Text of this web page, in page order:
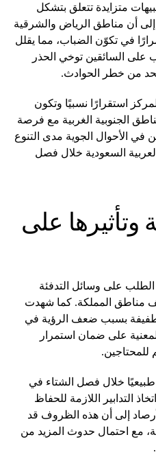
متزايدة تتعلق بتشكل
إلى أن مناطق الرياض والشرقية
في تكوّن الضباب، مما يقلل
على السائقين توخي الحذر
من خطر الحوادث.
استقرارًا نسبيًا وتكون
الجنوبية الغربية مع فرصة
في الأحوال الجوية مدى التنوع
السعودية خلال فصل
وتأثيرها على
على وسائل التدفئة
مناطق المملكة. كما شهدت
بسبب ضعف الرؤية في
على ضمان استمرار
للمحتاجين.
طبيعيًا خلال فصل الشتاء في
التدابير اللازمة للحفاظ
إلى أن هذه الظروف قد
مع احتمال حدوث المزيد من